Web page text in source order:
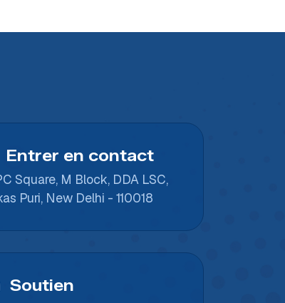
Entrer en contact
Square, M Block, DDA LSC,
Puri, New Delhi - 110018
Soutien